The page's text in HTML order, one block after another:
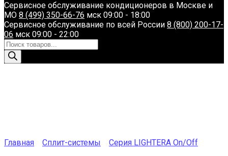
Сервисное обслуживание кондиционеров в Москве и
МО 8 (499) 350-66-76 мск 09:00 - 18:00
Сервисное обслуживание по всей России 8 (800) 200-17-
06 мск 09:00 - 22:00
Поиск
товаров
Главная Сплит-системы Серия LIGHTERA On/Off